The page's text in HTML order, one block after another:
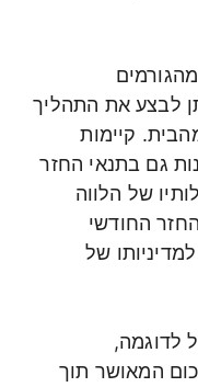
לבצע את התהליך
קיימות
גם בתנאי החזר
של הלווה
החודשי
של
לדוגמה,
המאושר תוך